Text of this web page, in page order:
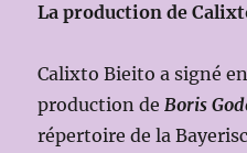
La production de
Calixto Bieito a signé
production deBoris
répertoire de la